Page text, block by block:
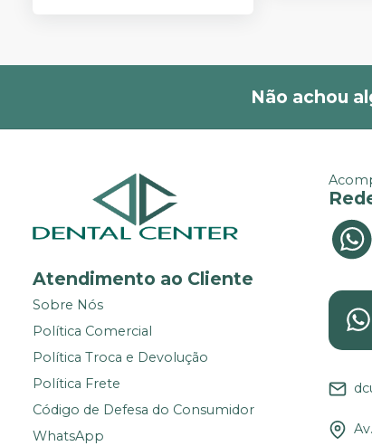
Não achou
Atendimento ao Cliente
Sobre Nós
Política Comercial
Política Troca e Devolução
Política Frete
Código de Defesa do Consumidor
WhatsApp